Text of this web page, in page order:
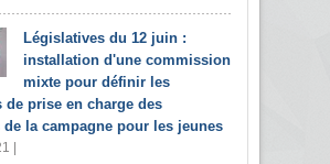
Législatives du 12 juin :
installation d'une commission
mixte pour définir les
de prise en charge des
de la campagne pour les jeunes
|